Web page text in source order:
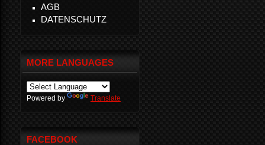
AGB
DATENSCHUTZ
MORE LANGUAGES
Powered by Translate
FACEBOOK